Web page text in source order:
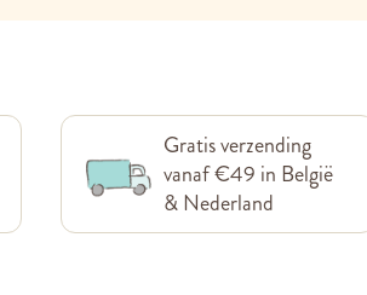
Gratis verzending
vanaf €49 in België
& Nederland